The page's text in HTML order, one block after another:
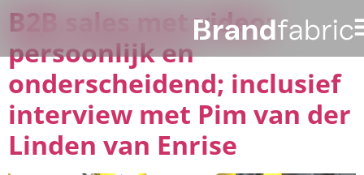
B2B sales met video:
persoonlijk en
onderscheidend; inclusief
interview met Pim van der
Linden van Enrise